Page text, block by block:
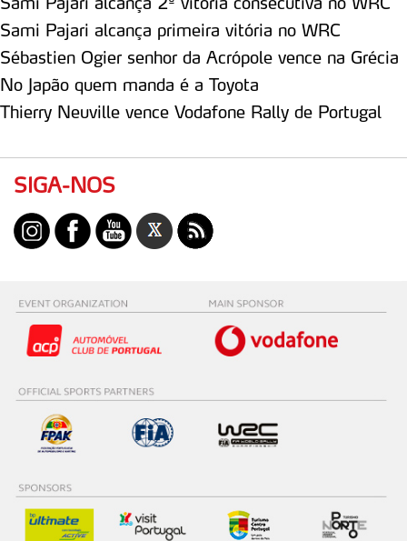
necessário no contexto dos serviços a prestar.
Realçamos que o bloqueio de certo tipo de Cookies e
tecnologias similares pode ter impacto na sua
Consulte a política de cookies do site.
Sami Pajari alcança primeira vitória no WRC
Sébastien Ogier senhor da Acrópole vence na Grécia
No Japão quem manda é a Toyota
Thierry Neuville vence Vodafone Rally de Portugal
SIGA-NOS